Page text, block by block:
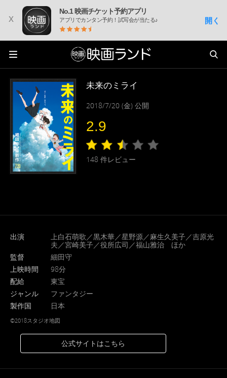
x
No.1 映画チケット予約アプリ
アプリでカンタン予約！試写会が当たる♪ 開く
未来のミライ
2018/7/20 (金) 公開
2.9
148 件レビュー
出演
上白石萌歌／黒木華／星野源／麻生久美子／吉原光
夫／宮崎美子／役所広司／福山雅治 ほか
監督
細田守
上映時間
98分
配給
東宝
ジャンル
ファンタジー
製作国
日本
©2018スタジオ地図
公式サイトはこちら